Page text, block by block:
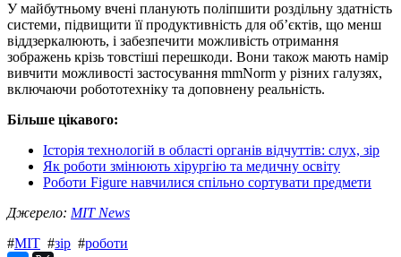
У майбутньому вчені планують поліпшити роздільну здатність
системи, підвищити її продуктивність для об’єктів, що менш
віддзеркалюють, і забезпечити можливість отримання
зображень крізь товстіші перешкоди. Вони також мають намір
вивчити можливості застосування mmNorm у різних галузях,
включаючи робототехніку та доповнену реальність.
Більше цікавого:
Історія технологій в області органів відчуттів: слух, зір
Як роботи змінюють хірургію та медичну освіту
Роботи Figure навчилися спільно сортувати предмети
Джерело: MIT News
#MIT #зір #роботи